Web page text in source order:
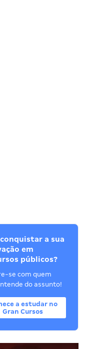
a sua
em
públicos?
se com quem
do assunto!
a estudar no
Gran Cursos